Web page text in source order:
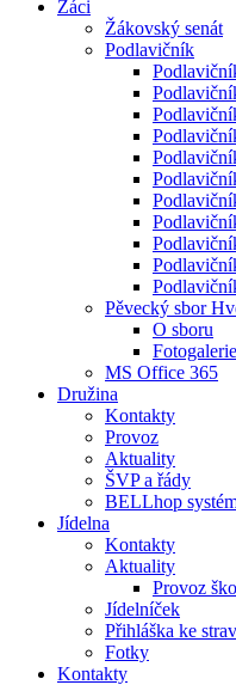
Žáci
Žákovský senát
Podlavičník
Pěvecký sbor
O sboru
Fotogalerie
MS Office 365
Družina
Kontakty
Provoz
Aktuality
ŠVP a řády
BELLhop
Jídelna
Kontakty
Aktuality
Provoz
Jídelníček
Přihláška ke
Fotky
Kontakty